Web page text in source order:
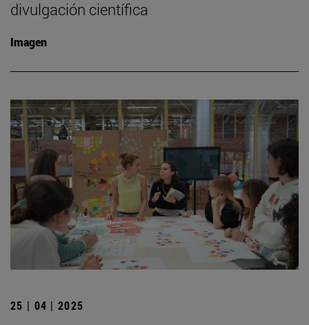
divulgación científica
Imagen
25 | 04 | 2025